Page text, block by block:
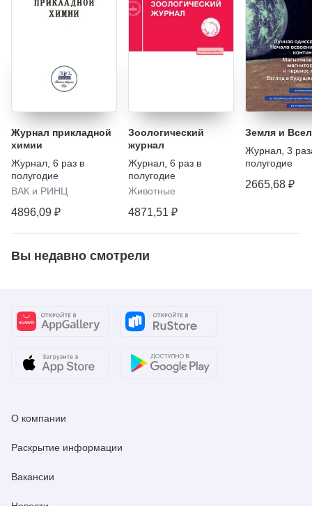
Журнал прикладной
химии
Журнал 6 раз в
полугодие
ВАК и РИНЦ
4896,09 ₽
Зоологический
журнал
Журнал 6 раз в
полугодие
Животные
4871,51 ₽
Земля и
Журнал 3
полугодие
2665,68 ₽
Вы недавно смотрели
О компании
Раскрытие информации
Вакансии